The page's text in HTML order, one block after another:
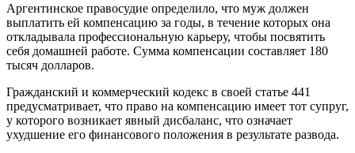
Аргентинское правосудие определило, что муж должен
выплатить ей компенсацию за годы, в течение которых она
откладывала профессиональную карьеру, чтобы посвятить
себя домашней работе. Сумма компенсации составляет 180
тысяч долларов.
Гражданский и коммерческий кодекс в своей статье 441
предусматривает, что право на компенсацию имеет тот супруг,
у которого возникает явный дисбаланс, что означает
ухудшение его финансового положения в результате развода.